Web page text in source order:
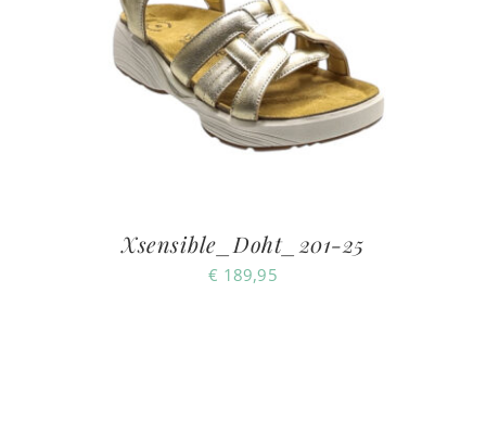
Xsensible_Doht_201-25
€ 189,95